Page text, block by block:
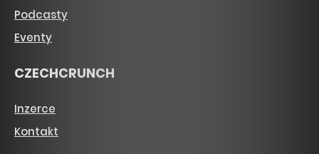
Podcasty
Eventy
CZECHCRUNCH
Inzerce
Kontakt